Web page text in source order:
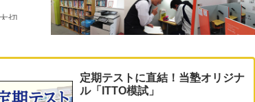
切
定期テストに直結！当塾オリジナ
ル「ITTO模試」